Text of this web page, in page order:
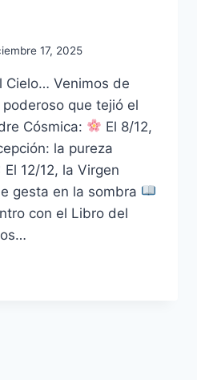
17, 2025
Cielo… Venimos de
que tejió el
Cósmica:
El 8/12,
la pureza
El 12/12, la Virgen
gesta en la sombra
con el Libro del